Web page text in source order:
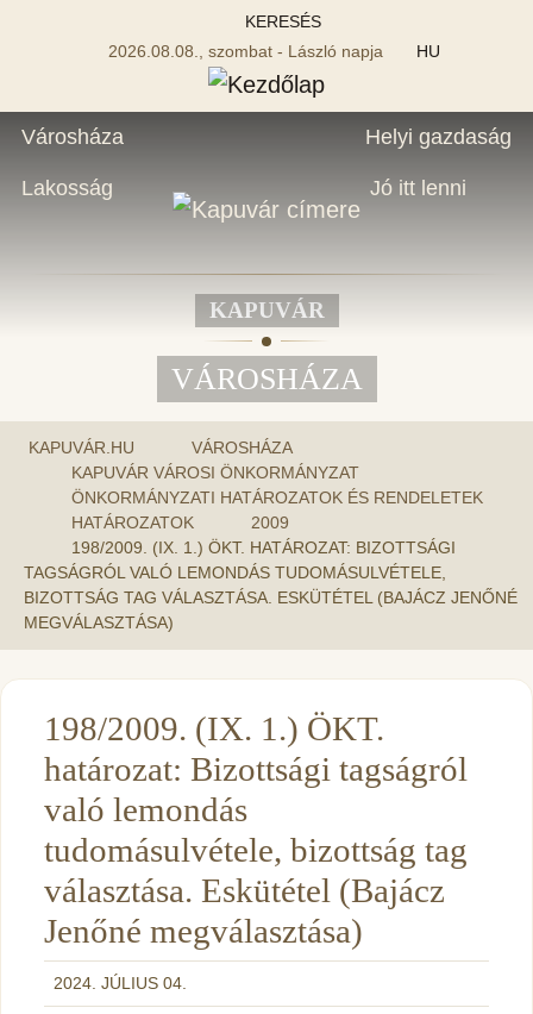
KERESÉS
2026.08.08., szombat - László napja
HU
Városháza
Lakosság
Helyi gazdaság
Jó itt lenni
KAPUVÁR
VÁROSHÁZA
KAPUVÁR.HU
VÁROSHÁZA
KAPUVÁR VÁROSI ÖNKORMÁNYZAT
ÖNKORMÁNYZATI HATÁROZATOK ÉS RENDELETEK
HATÁROZATOK
2009
198/2009. (IX. 1.) ÖKT. HATÁROZAT: BIZOTTSÁGI
TAGSÁGRÓL VALÓ LEMONDÁS TUDOMÁSULVÉTELE,
BIZOTTSÁG TAG VÁLASZTÁSA. ESKÜTÉTEL (BAJÁCZ JENŐNÉ
MEGVÁLASZTÁSA)
198/2009. (IX. 1.) ÖKT.
határozat: Bizottsági tagságról
való lemondás
tudomásulvétele, bizottság tag
választása. Eskütétel (Bajácz
Jenőné megválasztása)
2024. JÚLIUS 04.